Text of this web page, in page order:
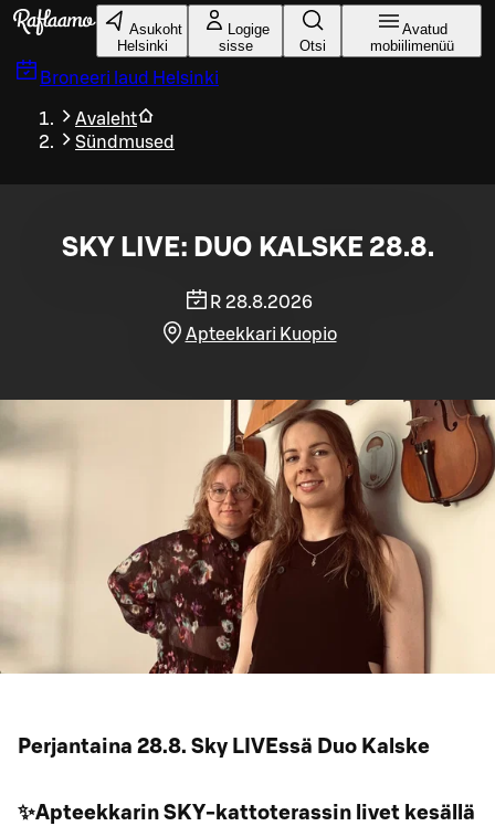
Liigu peamise sisu juurde
Asukoht
Helsinki
Logige
sisse
Otsi
Avatud
mobiilimenüü
Broneeri laud Helsinki
Avaleht
Sündmused
SKY LIVE: DUO KALSKE 28.8.
R 28.8.2026
Apteekkari Kuopio
Perjantaina 28.8. Sky LIVEssä Duo Kalske
✨Apteekkarin SKY-kattoterassin livet kesällä